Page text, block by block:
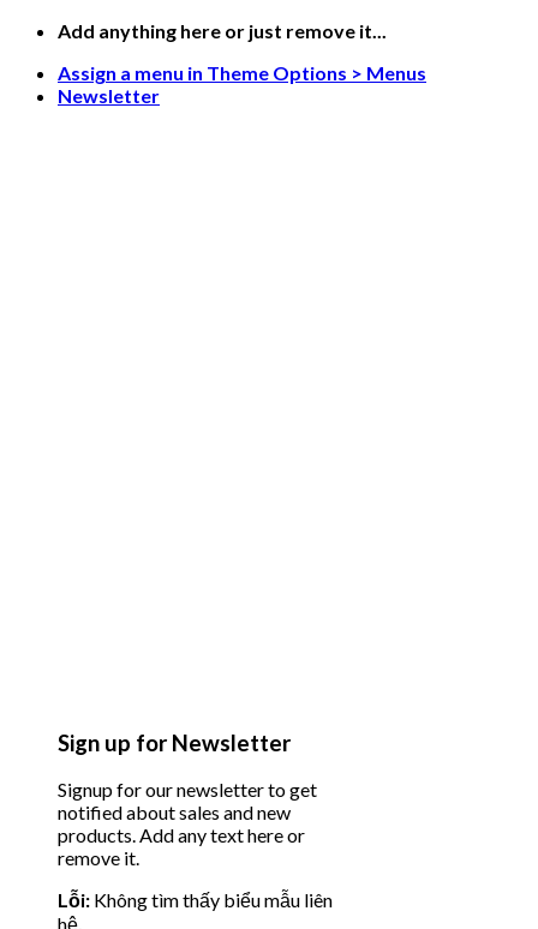
Skip
content
Add anything here or just remove it...
Assign a menu in Theme Options > Menus
Newsletter
Sign up for Newsletter
Signup for our newsletter to get
notified about sales and new
products. Add any text here or
remove it.
Lỗi: Không tìm thấy biểu mẫu liên
hệ.